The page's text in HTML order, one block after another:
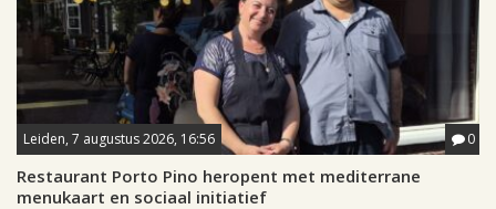
Leiden, 7 augustus 2026, 16:56 0
Restaurant Porto Pino heropent met mediterrane
menukaart en sociaal initiatief